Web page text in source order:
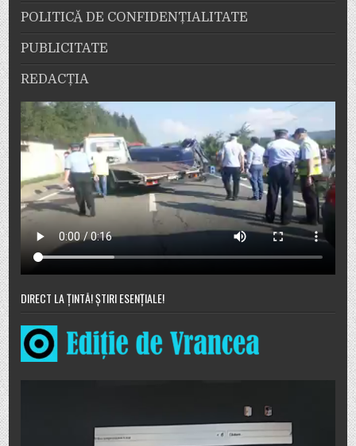
POLITICĂ DE CONFIDENȚIALITATE
PUBLICITATE
REDACȚIA
DIRECT LA ȚINTĂ! ȘTIRI ESENȚIALE!